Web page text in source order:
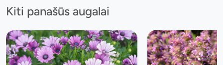
Kiti panašūs augalai